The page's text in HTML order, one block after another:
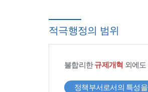
적극행정의 범위
불합리한규제개혁 외에
정책부서로서의 특성